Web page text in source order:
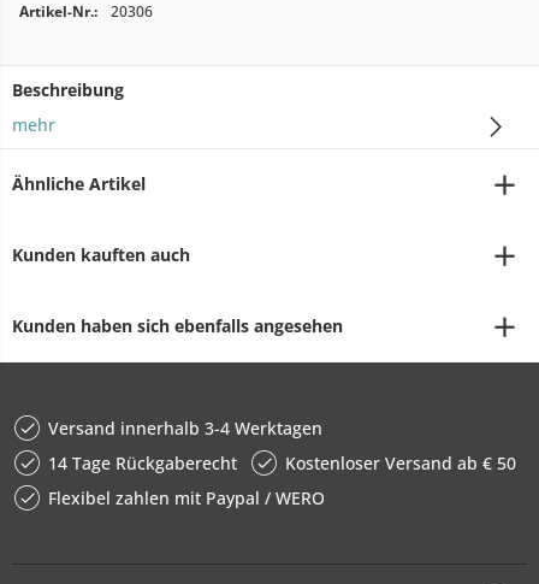
Artikel-Nr.:
20306
Beschreibung
mehr
Ähnliche Artikel
Kunden kauften auch
Kunden haben sich ebenfalls angesehen
Versand innerhalb 3-4 Werktagen
14 Tage Rückgaberecht
Kostenloser Versand ab € 50
Flexibel zahlen mit Paypal / WERO